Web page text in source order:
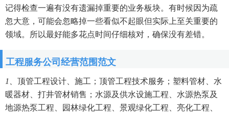
记得检查一遍有没有遗漏掉重要的业务板块。有时候因为疏
忽大意，可能会忽略掉一些看似不起眼但实际上至关重要的
领域。所以最好能多花点时间仔细核对，确保没有差错。
工程服务公司经营范围范文
1、 顶管工程设计、施工；顶管工程技术服务；塑料管材、水
暖器材、打井管材销售；水源及供水设施工程、水源热泵及
地源热泵工程、园林绿化工程、景观绿化工程、亮化工程、